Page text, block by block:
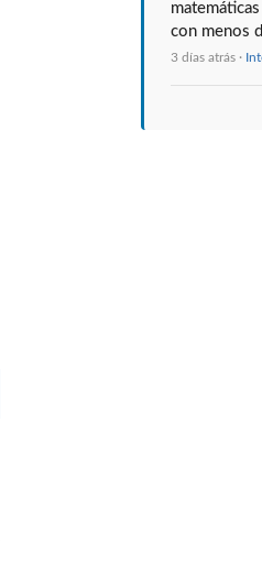
con menos
3 días atrás ·